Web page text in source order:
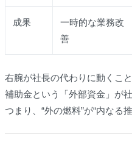
成果
一時的な業務改
善
右腕が社長の代わりに動くこと
補助金という「外部資金」が
つまり、“外の燃料”が“内なる